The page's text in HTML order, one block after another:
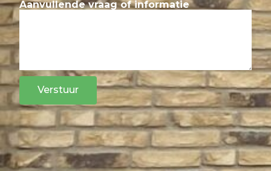
Aanvullende vraag of informatie
Verstuur